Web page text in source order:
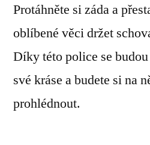
Protáhněte si záda a
oblíbené věci držet
Díky této police se
své kráse a budete si na
prohlédnout.